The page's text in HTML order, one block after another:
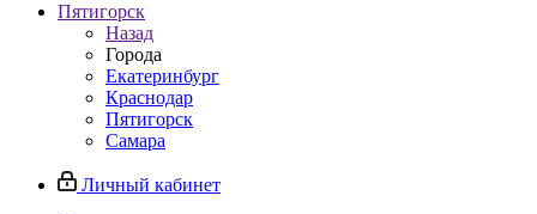
Пятигорск
Назад
Города
Екатеринбург
Краснодар
Пятигорск
Самара
Личный кабинет